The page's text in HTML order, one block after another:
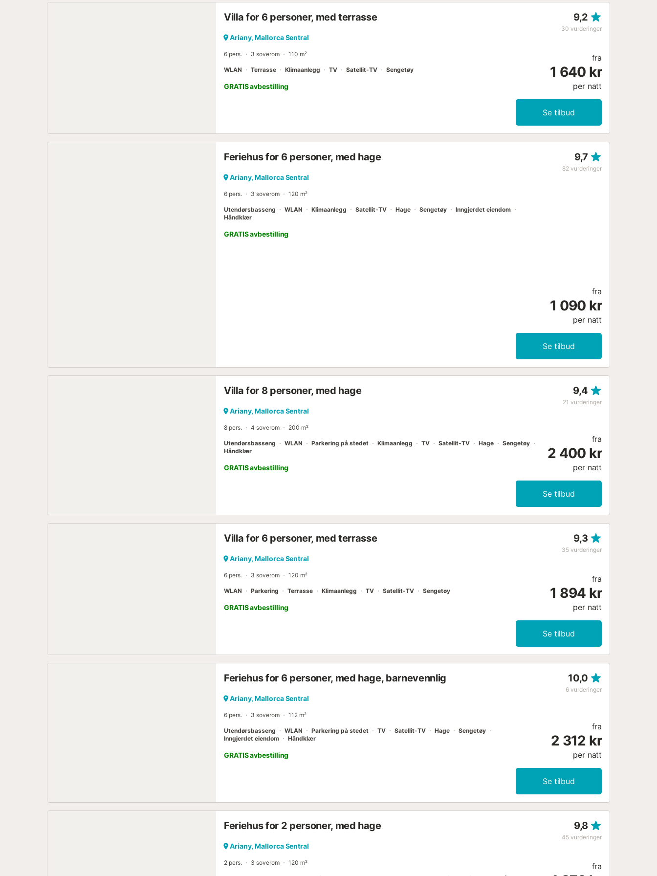
unna. Parkering er tilgjengelig på eiendommen og i en garasje....
Villa for 6 personer, med terrasse 9,2
30 vurderinger
Ariany, Mallorca Sentral
6 pers. 3 soverom 110 m²
WLAN Terrasse Klimaanlegg TV Satellit-TV Sengetøy
GRATIS avbestilling
fra
1 640 kr
per natt
Se tilbud
Feriehus for 6 personer, med hage 9,7
82 vurderinger
Ariany, Mallorca Sentral
6 pers. 3 soverom 120 m²
Utendørsbasseng WLAN Klimaanlegg Satellit-TV Hage Sengetøy
Inngjerdet eiendom
Håndklær
GRATIS avbestilling
fra
1 090 kr
per natt
Se tilbud
Villa for 8 personer, med hage 9,4
21 vurderinger
Ariany, Mallorca Sentral
8 pers. 4 soverom 200 m²
Utendørsbasseng WLAN Parkering på stedet Klimaanlegg TV Satellit-TV Hage
Sengetøy
Håndklær
GRATIS avbestilling
fra
2 400 kr
per natt
Se tilbud
Villa for 6 personer, med terrasse 9,3
35 vurderinger
Ariany, Mallorca Sentral
6 pers. 3 soverom 120 m²
WLAN Parkering Terrasse Klimaanlegg TV Satellit-TV Sengetøy
GRATIS avbestilling
fra
1 894 kr
per natt
Se tilbud
Feriehus for 6 personer, med hage, barnevennlig 10,0
6 vurderinger
Ariany, Mallorca Sentral
6 pers. 3 soverom 112 m²
Utendørsbasseng WLAN Parkering på stedet TV Satellit-TV Hage
Sengetøy
Inngjerdet eiendom
Håndklær
GRATIS avbestilling
fra
2 312 kr
per natt
Se tilbud
Feriehus for 2 personer, med hage 9,8
45 vurderinger
Ariany, Mallorca Sentral
2 pers. 3 soverom 120 m² fra